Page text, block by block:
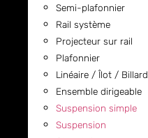
Semi-plafonnier
Rail système
Projecteur sur rail
Plafonnier
Linéaire / Îlot / Billard
Ensemble dirigeable
Suspension simple
Suspension